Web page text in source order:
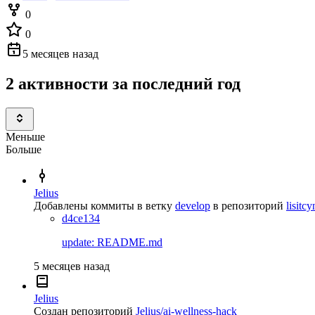
0
0
5 месяцев назад
2 активности за последний год
Меньше
Больше
Jelius
Добавлены коммиты в ветку develop в репозиторий
d4ce134
update: README.md
5 месяцев назад
Jelius
Создан репозиторий Jelius/ai-wellness-hack